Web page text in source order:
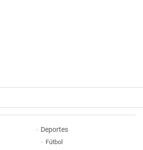
Deportes
Fútbol